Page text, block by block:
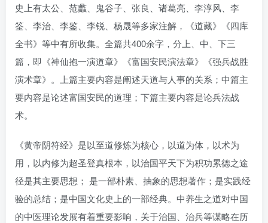
史上有太公、范蠡、鬼谷子、张良、诸葛亮、李淳风、李
筌、李治、李鉴、李锐、杨晟等多家注解，《道藏》《四库
全书》等中有所收集。全篇共400余字，分上、中、下三
篇，即《神仙抱一演道章》《富国安民演法章》《强兵战胜
演术章》。上篇主要内容是阐述天道与人事的关系；中篇主
要内容是论述富国安民的道理；下篇主要内容是论兵法战
术。
《黄帝阴符经》是以至道修炼为核心，以道为体，以术为
用，以内修为超圣登真根本，以治国平天下为积功累德之途
径是其主要思想； 是一部朴素、抽象的思想著作；是实践经
验的总结；是中国文化史上的一部经典。中养生之道对中国
的中医理论发展有着重要影响，关于治国、治兵等谋略在历